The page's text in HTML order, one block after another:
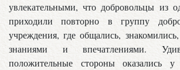
увлекательными, что добровольцы из
приходили повторно в группу
учреждения, где общались,
знаниями и впечатлениями.
положительные стороны оказались